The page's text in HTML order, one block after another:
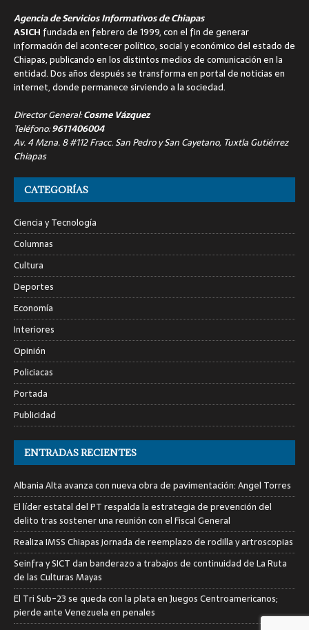
Agencia de Servicios Informativos de Chiapas
ASICH fundada en febrero de 1999, con el fin de generar
información del acontecer político, social y económico del estado de
Chiapas, publicando en los distintos medios de comunicación en la
entidad. Dos años después se transforma en portal de noticias en
internet, donde permanece sirviendo a la sociedad.
Director General:Cosme Vázquez
Teléfono:9611406004
Av. 4 Mzna. 8 #112 Fracc. San Pedro y San Cayetano, Tuxtla Gutiérrez
Chiapas
CATEGORÍAS
Ciencia y Tecnología
Columnas
Cultura
Deportes
Economía
Interiores
Opinión
Policiacas
Portada
Publicidad
ENTRADAS RECIENTES
Albania Alta avanza con nueva obra de pavimentación: Angel Torres
El líder estatal del PT respalda la estrategia de prevención del
delito tras sostener una reunión con el Fiscal General
Realiza IMSS Chiapas jornada de reemplazo de rodilla y artroscopias
Seinfra y SICT dan banderazo a trabajos de continuidad de La Ruta
de las Culturas Mayas
El Tri Sub-23 se queda con la plata en Juegos Centroamericanos;
pierde ante Venezuela en penales